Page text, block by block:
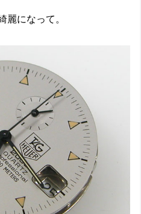
麗になって。